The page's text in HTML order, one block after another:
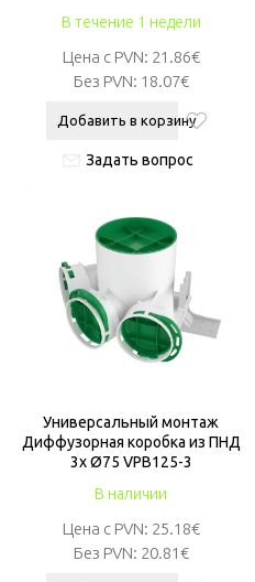
В течение 1 недели
Цена с PVN: 21.86€
Без PVN: 18.07€
Добавить в корзину
Задать вопрос
В наличии
Универсальный монтаж
Диффузорная коробка из ПНД
3x Ø75 VPB125-3
Цена с PVN: 25.18€
Без PVN: 20.81€